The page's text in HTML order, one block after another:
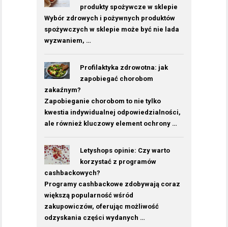
produkty spożywcze w sklepie
Wybór zdrowych i pożywnych produktów
spożywczych w sklepie może być nie lada
wyzwaniem, …
Profilaktyka zdrowotna: jak
zapobiegać chorobom
zakaźnym?
Zapobieganie chorobom to nie tylko
kwestia indywidualnej odpowiedzialności,
ale również kluczowy element ochrony …
Letyshops opinie: Czy warto
korzystać z programów
cashbackowych?
Programy cashbackowe zdobywają coraz
większą popularność wśród
zakupowiczów, oferując możliwość
odzyskania części wydanych …